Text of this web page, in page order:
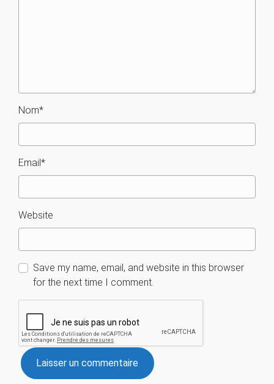
Nom*
Email*
Website
Save my name, email, and website in this browser
for the next time I comment.